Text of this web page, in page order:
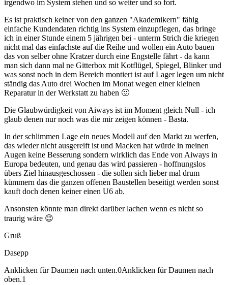
irgendwo im System stehen und so weiter und so fort.
Es ist praktisch keiner von den ganzen "Akademikern" fähig
einfache Kundendaten richtig ins System einzupflegen, das bringe
ich in einer Stunde einem 5 jährigen bei - unterm Strich die kriegen
nicht mal das einfachste auf die Reihe und wollen ein Auto bauen
das von selber ohne Kratzer durch eine Engstelle fährt - da kann
man sich dann mal ne Gitterbox mit Kotflügel, Spiegel, Blinker und
was sonst noch in dem Bereich montiert ist auf Lager legen um nicht
ständig das Auto drei Wochen im Monat wegen einer kleinen
Reparatur in der Werkstatt zu haben 🙂
Die Glaubwürdigkeit von Aiways ist im Moment gleich Null - ich
glaub denen nur noch was die mir zeigen können - Basta.
In der schlimmen Lage ein neues Modell auf den Markt zu werfen,
das wieder nicht ausgereift ist und Macken hat würde in meinen
Augen keine Besserung sondern wirklich das Ende von Aiways in
Europa bedeuten, und genau das wird passieren - hoffnungslos
übers Ziel hinausgeschossen - die sollen sich lieber mal drum
kümmern das die ganzen offenen Baustellen beseitigt werden sonst
kauft doch denen keiner einen U6 ab.
Ansonsten könnte man direkt darüber lachen wenn es nicht so
traurig wäre 😉
Gruß
Dasepp
Anklicken für Daumen nach unten.0Anklicken für Daumen nach
oben.1